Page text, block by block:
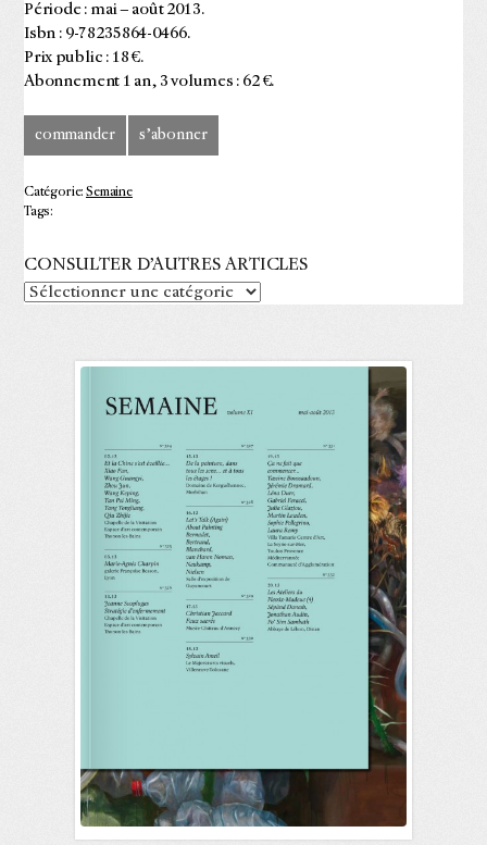
Période : mai – août 2013.
Isbn : 9-78235864-0466.
Prix public : 18 €.
Abonnement 1 an, 3 volumes : 62 €.
commander s’abonner
Catégorie: Semaine
Tags:
CONSULTER D’AUTRES ARTICLES